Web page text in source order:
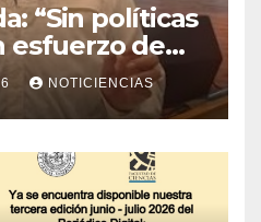
“Sin políticas
esfuerzo de
frutos”
NOTICIENCIAS